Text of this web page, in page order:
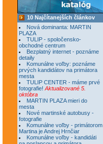
10 Najčítanejších článkov
Nová dominanta: MARTIN
PLAZA
TULIP - spoločensko-
obchodné centrum
Bezplatný internet - poznáme
detaily
Komunálne voľby: poznáme
prvých kandidátov na primátora
mesta
TULIP CENTER - máme prvé
fotografie! Aktualizované 5.
októbra
MARTIN PLAZA mieri do
mesta
Nové martinské autobusy -
fotografie
Komunálne voľby - primátorom
Martina je Andrej Hrnčiar
Komunálne voľby - kandidáti